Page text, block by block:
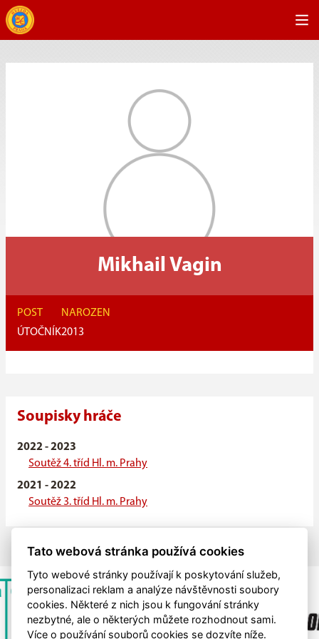
Mikhail Vagin
POST
ÚTOČNÍK
NAROZEN
2013
Soupisky hráče
2022 - 2023
Soutěž 4. tříd Hl. m. Prahy
2021 - 2022
Soutěž 3. tříd Hl. m. Prahy
Tato webová stránka používá cookies
Tyto webové stránky používají k poskytování služeb,
personalizaci reklam a analýze návštěvnosti soubory
cookies. Některé z nich jsou k fungování stránky
nezbytné, ale o některých můžete rozhodnout sami.
Více o používání souborů cookies se dozvíte níže.